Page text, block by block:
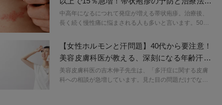
医師が解説
中高年になるにつれて発症が増える帯状疱疹。治療後、
長く続く慢性痛に悩まされる人も多いと言います。50歳
法について、大阪なんばクリニックの森本昌宏院長にお
話をお聞きしました。
【女性ホルモンと汗問題】40代から要注意！
美容皮膚科医が教える、深刻になる年齢汗の
対処法
美容皮膚科医の吉木伸子先生は、「多汗症に関する皮膚
科への相談が急増しています。見た目の問題だけでな